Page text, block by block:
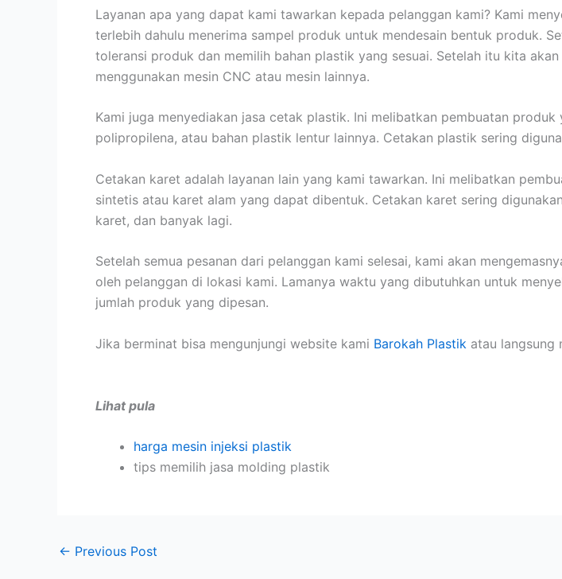
Layanan apa yang dapat kami tawarkan kepada pelanggan kami? Kami
terlebih dahulu menerima sampel produk untuk mendesain bentuk produk.
toleransi produk dan memilih bahan plastik yang sesuai. Setelah itu kita
menggunakan mesin CNC atau mesin lainnya.
Kami juga menyediakan jasa cetak plastik. Ini melibatkan pembuatan
polipropilena, atau bahan plastik lentur lainnya. Cetakan plastik sering
Cetakan karet adalah layanan lain yang kami tawarkan. Ini melibatkan
sintetis atau karet alam yang dapat dibentuk. Cetakan karet sering
karet, dan banyak lagi.
Setelah semua pesanan dari pelanggan kami selesai, kami akan
oleh pelanggan di lokasi kami. Lamanya waktu yang dibutuhkan untuk
jumlah produk yang dipesan.
Jika berminat bisa mengunjungi website kami Barokah Plastik atau langsung
Lihat pula
harga mesin injeksi plastik
tips memilih jasa molding plastik
← Previous Post